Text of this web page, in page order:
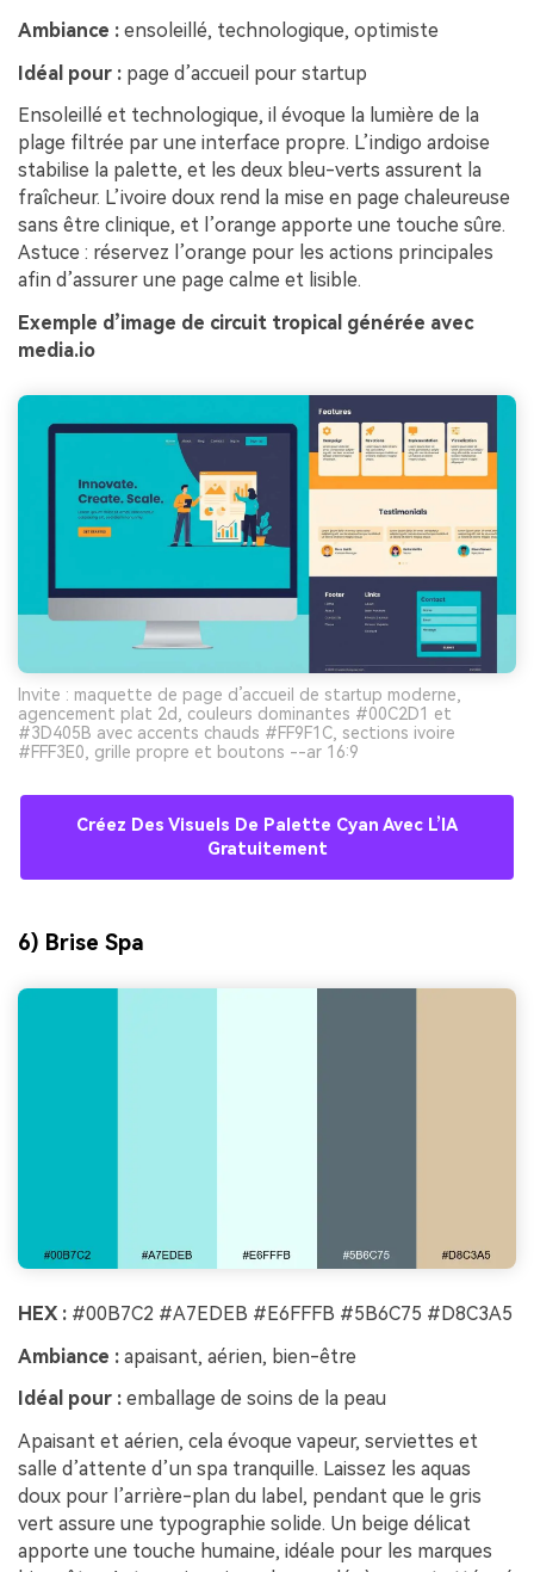
Ambiance : ensoleillé, technologique, optimiste
Idéal pour : page d’accueil pour startup
Ensoleillé et technologique, il évoque la lumière de la
plage filtrée par une interface propre. L’indigo ardoise
stabilise la palette, et les deux bleu-verts assurent la
fraîcheur. L’ivoire doux rend la mise en page chaleureuse
sans être clinique, et l’orange apporte une touche sûre.
Astuce : réservez l’orange pour les actions principales
afin d’assurer une page calme et lisible.
Exemple d’image de circuit tropical générée avec
media.io
Invite : maquette de page d’accueil de startup moderne,
agencement plat 2d, couleurs dominantes #00C2D1 et
#3D405B avec accents chauds #FF9F1C, sections ivoire
#FFF3E0, grille propre et boutons --ar 16:9
Créez Des Visuels De Palette Cyan Avec L’IA
Gratuitement
6) Brise Spa
HEX : #00B7C2 #A7EDEB #E6FFFB #5B6C75 #D8C3A5
Ambiance : apaisant, aérien, bien-être
Idéal pour : emballage de soins de la peau
Apaisant et aérien, cela évoque vapeur, serviettes et
salle d’attente d’un spa tranquille. Laissez les aquas
doux pour l’arrière-plan du label, pendant que le gris
vert assure une typographie solide. Un beige délicat
apporte une touche humaine, idéale pour les marques